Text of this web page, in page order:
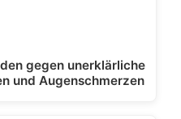
gegen unerklärliche
und Augenschmerzen